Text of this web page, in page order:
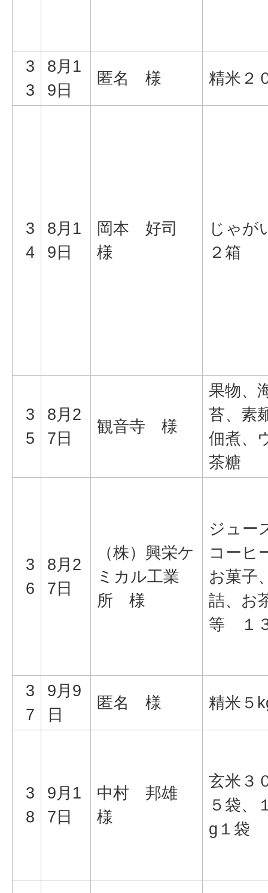
3
3
8月1
9日
匿名 様 精米２
3
4
8月1
9日
岡本 好司
様
じゃが
２箱
3
5
8月2
7日
観音寺 様
果物、
苔、素
佃煮、
茶糖
3
6
8月2
7日
（株）興栄ケ
ミカル工業
所 様
ジュー
コーヒ
お菓子
詰、
等 １
3
7
9月9
日
匿名 様 精米５
3
8
9月1
7日
中村 邦雄
様
玄米３
５袋、
g１袋